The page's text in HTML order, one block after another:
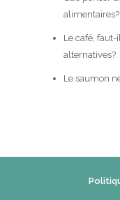
alimentaires?
Le café, faut-
alternatives?
Le saumon